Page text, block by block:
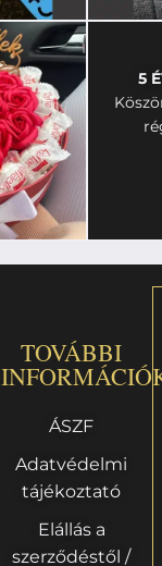
5
TOVÁBBI
ÁSZF
Adatvédelmi
tájékoztató
Elállás a
szerződéstől /